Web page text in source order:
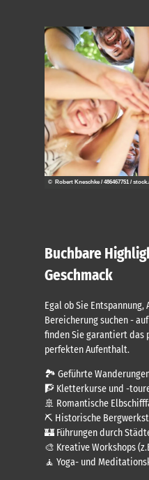
Buchbare
Geschmack
Egal ob Sie
Bereicherung suchen -
finden Sie garantiert das
perfekten Aufenthalt.
🏞️ Geführte
🧗 Kletterkurse und -
🚢 Romantische
⛏️ Historische
🏰 Führungen durch
🎨 Kreative Workshops
🧘 Yoga- und
© Robert Kneschke / 486467751 /